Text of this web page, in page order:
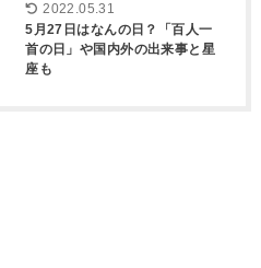
2022.05.31
5月27日はなんの日？「百人一
首の日」や国内外の出来事と星
座も